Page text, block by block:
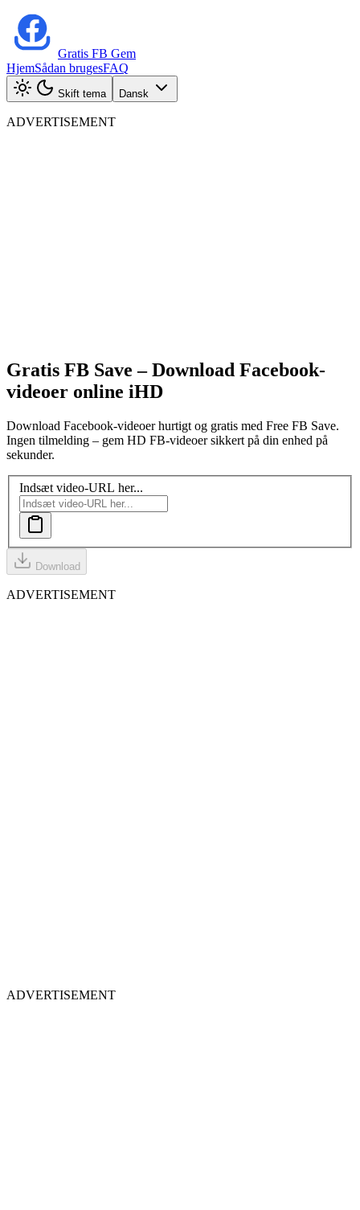
Gratis FB Gem
HjemSådan brugesFAQ
Skift tema Dansk
ADVERTISEMENT
Gratis FB Save – Download Facebook-
videoer online iHD
Download Facebook-videoer hurtigt og gratis med Free FB Save.
Ingen tilmelding – gem HD FB-videoer sikkert på din enhed på
sekunder.
Indsæt video-URL her...
Download
ADVERTISEMENT
ADVERTISEMENT